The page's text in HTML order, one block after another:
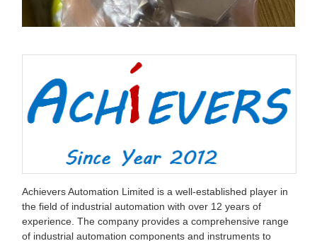
Achievers Automation Limited is a well-established player in
the field of industrial automation with over 12 years of
experience. The company provides a comprehensive range
of industrial automation components and instruments to